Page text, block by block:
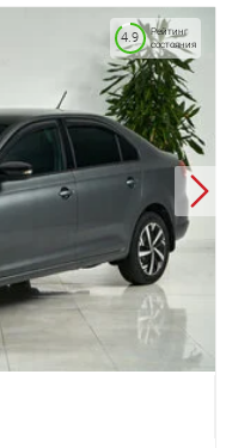
Рейтинг
состояния
4.9